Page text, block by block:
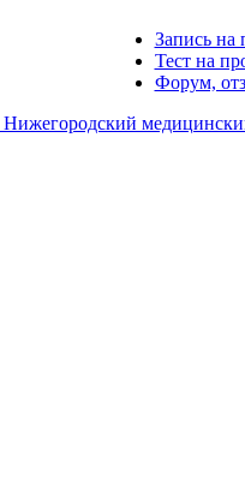
Запись на
Тест на
Форум,